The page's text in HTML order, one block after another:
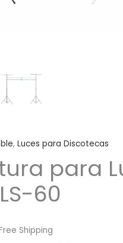
,Luces para Discotecas
para
60
Shipping